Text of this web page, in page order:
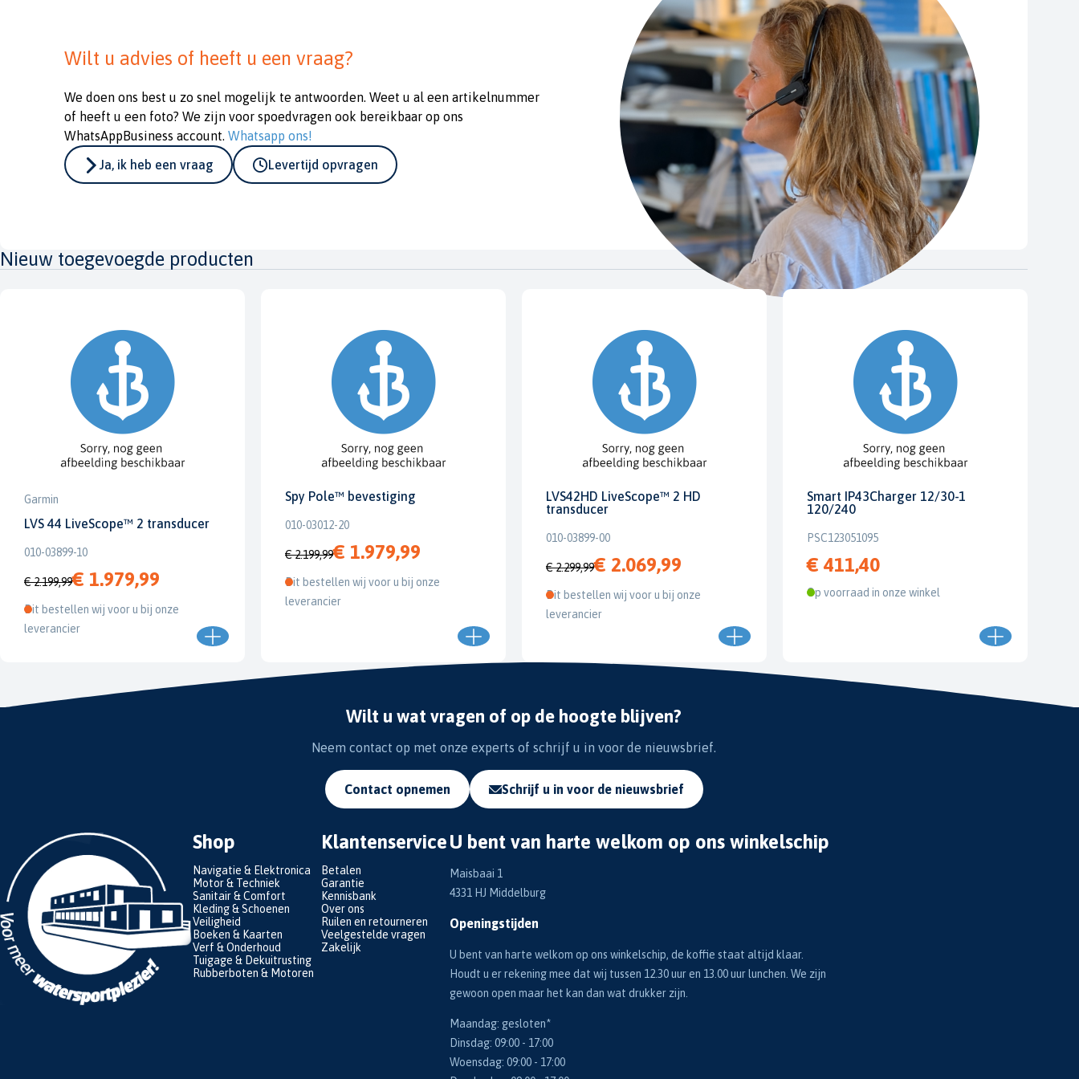
Wilt u advies of heeft u een vraag?
We doen ons best u zo snel mogelijk te antwoorden. Weet u al een artikelnummer
of heeft u een foto? We zijn voor spoedvragen ook bereikbaar op ons
WhatsAppBusiness account. Whatsapp ons!
Ja, ik heb een vraag
Levertijd opvragen
Nieuw toegevoegde producten
Garmin
LVS 44 LiveScope™ 2 transducer
010-03899-10
€ 2.199,99€ 1.979,99
Dit bestellen wij voor u bij onze
leverancier
Spy Pole™ bevestiging
010-03012-20
€ 2.199,99€ 1.979,99
Dit bestellen wij voor u bij onze
leverancier
LVS42HD LiveScope™ 2 HD
transducer
010-03899-00
€ 2.299,99€ 2.069,99
Dit bestellen wij voor u bij onze
leverancier
Smart IP43Charger 12/30-1
120/240
PSC123051095
€ 411,40
Op voorraad in onze winkel
Wilt u wat vragen of op de hoogte blijven?
Neem contact op met onze experts of schrijf u in voor de nieuwsbrief.
Contact opnemen Schrijf u in voor de nieuwsbrief
Shop
Navigatie & Elektronica
Motor & Techniek
Sanitair & Comfort
Kleding & Schoenen
Veiligheid
Boeken & Kaarten
Verf & Onderhoud
Tuigage & Dekuitrusting
Rubberboten & Motoren
Klantenservice
Betalen
Garantie
Kennisbank
Over ons
Ruilen en retourneren
Veelgestelde vragen
Zakelijk
U bent van harte welkom op ons winkelschip
Maisbaai 1
4331 HJ Middelburg
Openingstijden
U bent van harte welkom op ons winkelschip, de koffie staat altijd klaar.
Houdt u er rekening mee dat wij tussen 12.30 uur en 13.00 uur lunchen. We zijn
gewoon open maar het kan dan wat drukker zijn.
Maandag: gesloten*
Dinsdag: 09:00 - 17:00
Woensdag: 09:00 - 17:00